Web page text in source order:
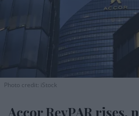
Accor RevPAR rises,
expands
Vishnu Rageev R. Aug 04, 2026